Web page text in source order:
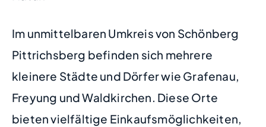
Im unmittelbaren Umkreis von Schönberg
Pittrichsberg befinden sich mehrere
kleinere Städte und Dörfer wie Grafenau,
Freyung und Waldkirchen. Diese Orte
bieten vielfältige Einkaufsmöglichkeiten,